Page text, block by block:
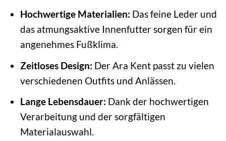
Hochwertige Materialien: Das feine Leder und
das atmungsaktive Innenfutter sorgen für ein
angenehmes Fußklima.
Zeitloses Design: Der Ara Kent passt zu vielen
verschiedenen Outfits und Anlässen.
Lange Lebensdauer: Dank der hochwertigen
Verarbeitung und der sorgfältigen
Materialauswahl.